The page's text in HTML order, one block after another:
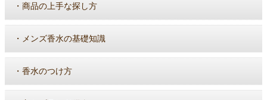
・ 商品の上手な探し方
・ メンズ香水の基礎知識
・ 香水のつけ方